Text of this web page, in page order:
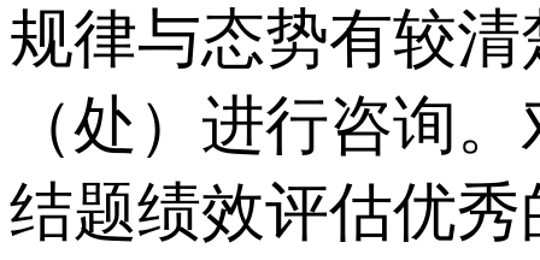
规律与态势有较
（处）进行咨询
结题绩效评估优